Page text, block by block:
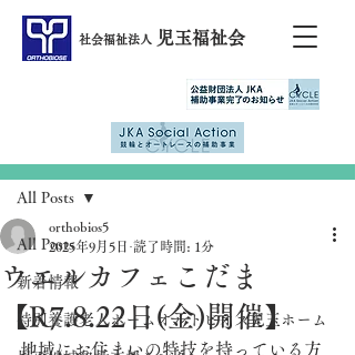
社会福祉法人 児玉福祉会
All Posts
新着情報
特別養護老人ホームオルトビオス児玉ホーム
All Posts
ウエルカフェこだま
【R7.8.22日(金)開催】
orthobios5
2025年9月5日 読了時間: 1分
地域にお住まいの特技を持っている方